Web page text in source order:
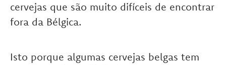
cervejas que são muito difíceis de encontrar
fora da Bélgica.
Isto porque algumas cervejas belgas tem